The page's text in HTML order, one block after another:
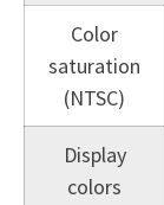
Color
saturation
(NTSC)
Display
colors